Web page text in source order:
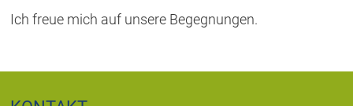
Ich freue mich auf unsere Begegnungen.